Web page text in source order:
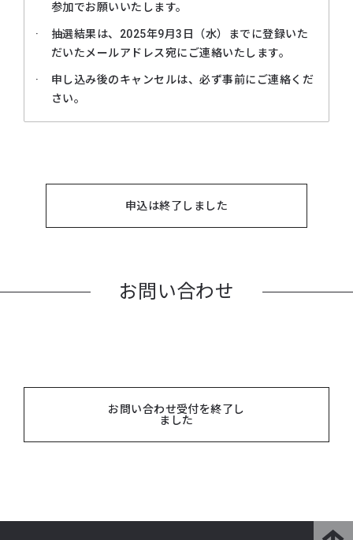
参加でお願いいたします。
抽選結果は、2025年9月3日（水）までに登録いた
だいたメールアドレス宛にご連絡いたします。
申し込み後のキャンセルは、必ず事前にご連絡くだ
さい。
申込は終了しました
お問い合わせ
お問い合わせ受付を終了し
ました